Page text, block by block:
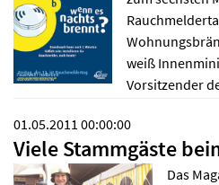
weiß
Vorsitzender
01.05.2011 00:00:00
Viele Stammgäste
Das